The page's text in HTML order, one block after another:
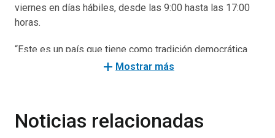
viernes en días hábiles, desde las 9:00 hasta las 17:00
horas.
“Este es un país que tiene como tradición democrática
los kioskos, es una tradición republicana. Y nosotros
add Mostrar más
Noticias relacionadas